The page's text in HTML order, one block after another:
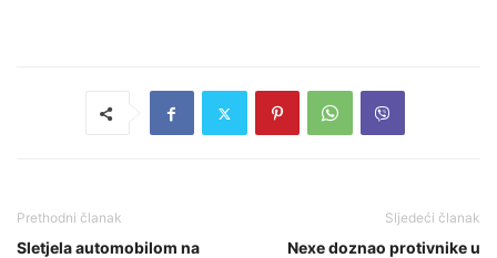
Prethodni članak
Sletjela automobilom na
Sljedeći članak
Nexe doznao protivnike u